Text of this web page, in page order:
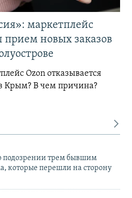
маркетплейс
прием новых заказов
Ozon отказывается
Крым? В чем причина?
подозрении трем бывшим
которые перешли на сторону